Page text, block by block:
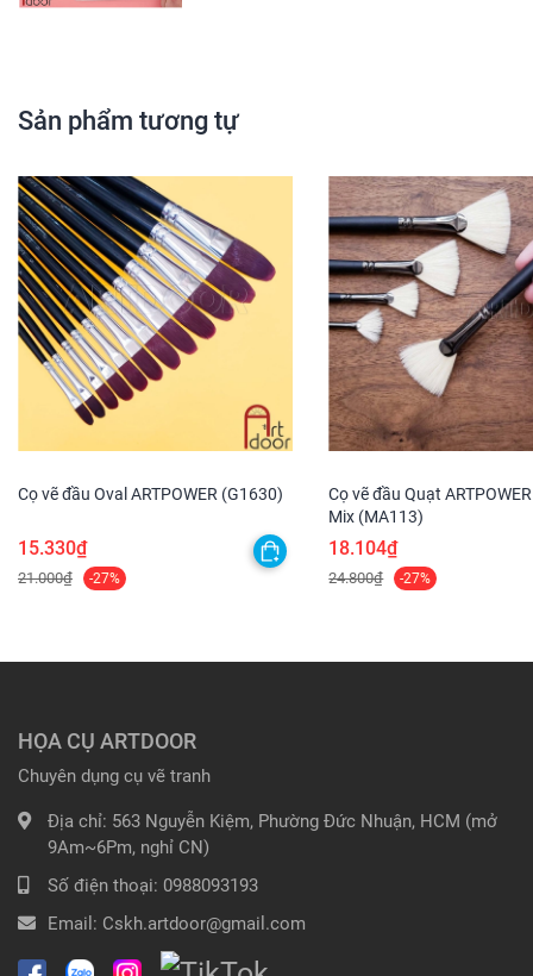
Sản phẩm tương tự
Cọ vẽ đầu Oval ARTPOWER (G1630)
15.330₫
21.000₫ -27%
Cọ vẽ đầu Quạt
Mix (MA113)
18.104₫
24.800₫ -27%
HỌA CỤ ARTDOOR
Chuyên dụng cụ vẽ tranh
Địa chỉ: 563 Nguyễn Kiệm, Phường Đức Nhuận, HCM (mở
9Am~6Pm, nghỉ CN)
Số điện thoại: 0988093193
Email: Cskh.artdoor@gmail.com